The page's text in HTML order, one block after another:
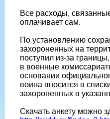
Все расходы,
оплачивает сам.
По установлению
захороненных на
поступил из-за
в военные
основании
воина вносится в
захороненных в
Скачать анкету можно